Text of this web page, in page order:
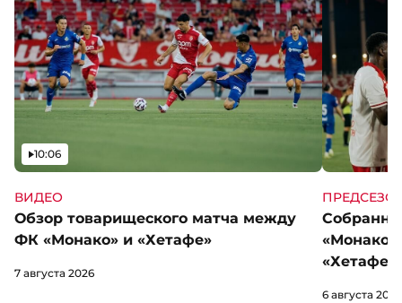
ВИДЕО
Обзор товарищеского матча между
ФК «Монако» и «Хетафе»
Видео
10:06
7 августа 2026
«Хетафе»
6 августа 2026